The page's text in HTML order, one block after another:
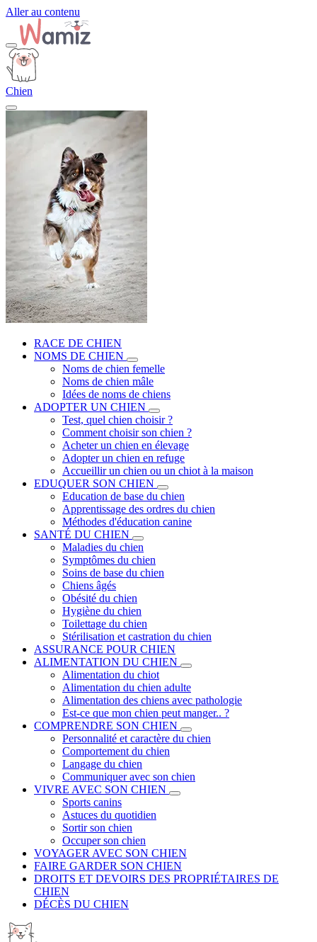
Aller au contenu
Chien
RACE DE CHIEN
NOMS DE CHIEN
Noms de chien femelle
Noms de chien mâle
Idées de noms de chiens
ADOPTER UN CHIEN
Test, quel chien choisir ?
Comment choisir son chien ?
Acheter un chien en élevage
Adopter un chien en refuge
Accueillir un chien ou un chiot à la maison
EDUQUER SON CHIEN
Education de base du chien
Apprentissage des ordres du chien
Méthodes d'éducation canine
SANTÉ DU CHIEN
Maladies du chien
Symptômes du chien
Soins de base du chien
Chiens âgés
Obésité du chien
Hygiène du chien
Toilettage du chien
Stérilisation et castration du chien
ASSURANCE POUR CHIEN
ALIMENTATION DU CHIEN
Alimentation du chiot
Alimentation du chien adulte
Alimentation des chiens avec pathologie
Est-ce que mon chien peut manger.. ?
COMPRENDRE SON CHIEN
Personnalité et caractère du chien
Comportement du chien
Langage du chien
Communiquer avec son chien
VIVRE AVEC SON CHIEN
Sports canins
Astuces du quotidien
Sortir son chien
Occuper son chien
VOYAGER AVEC SON CHIEN
FAIRE GARDER SON CHIEN
DROITS ET DEVOIRS DES PROPRIÉTAIRES DE
CHIEN
DÉCÈS DU CHIEN